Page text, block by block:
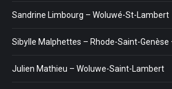
Sandrine Limbourg – Woluwé-St-Lambert
Sibylle Malphettes – Rhode-Saint-Genèse
Julien Mathieu – Woluwe-Saint-Lambert